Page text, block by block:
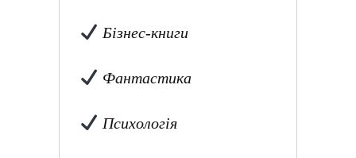
Бізнес-книги
Фантастика
Психологія